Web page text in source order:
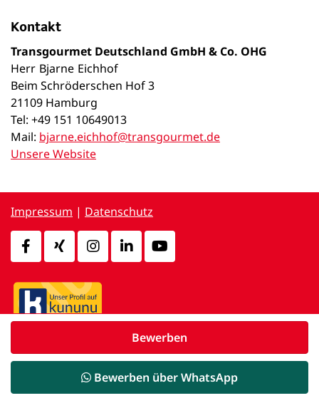
Kontakt
Transgourmet Deutschland GmbH & Co. OHG
Herr Bjarne Eichhof
Beim Schröderschen Hof 3
21109 Hamburg
Tel: +49 151 10649013
Mail: bjarne.eichhof@transgourmet.de
Unsere Website
Bewerben über WhatsApp
Bewerben
Impressum | Datenschutz